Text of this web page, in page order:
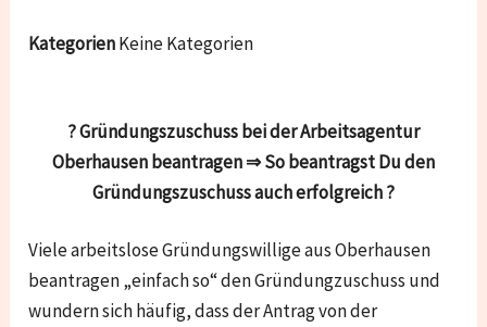
KategorienKeine Kategorien
? Gründungszuschuss bei der Arbeitsagentur
Oberhausen beantragen ⇒ So beantragst Du den
Gründungszuschuss auch erfolgreich ?
Viele arbeitslose Gründungswillige aus Oberhausen
beantragen „einfach so“ den Gründungzuschuss und
wundern sich häufig, dass der Antrag von der